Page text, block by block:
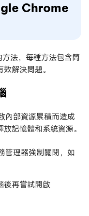
Chrome
法，每種方法包含簡
解決問題。
內部資源累積而造成
記憶體和系統資源。
管理器強制關閉，如
後再嘗試開啟